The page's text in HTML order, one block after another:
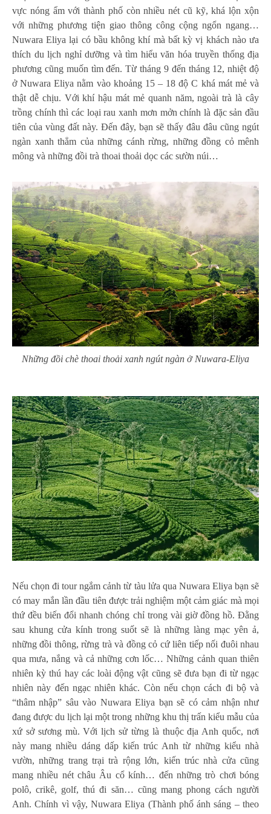
vực nóng ẩm với thành phố còn nhiều nét cũ kỹ, khá lộn xộn
với những phương tiện giao thông công cộng ngổn ngang…
Nuwara Eliya lại có bầu không khí mà bất kỳ vị khách nào ưa
thích du lịch nghỉ dưỡng và tìm hiểu văn hóa truyền thống địa
phương cũng muốn tìm đến. Từ tháng 9 đến tháng 12, nhiệt độ
ở Nuwara Eliya nằm vào khoảng 15 – 18 độ C khá mát mẻ và
thật dễ chịu. Với khí hậu mát mẻ quanh năm, ngoài trà là cây
trồng chính thì các loại rau xanh mơn mởn chính là đặc sản đầu
tiên của vùng đất này. Đến đây, bạn sẽ thấy đâu đâu cũng ngút
ngàn xanh thẳm của những cánh rừng, những đồng cỏ mênh
mông và những đồi trà thoai thoải dọc các sườn núi…
Những đồi chè thoai thoải xanh ngút ngàn ở Nuwara-Eliya
Nếu chọn đi tour ngắm cảnh từ tàu lửa qua Nuwara Eliya bạn sẽ
có may mắn lần đầu tiên được trải nghiệm một cảm giác mà mọi
thứ đều biến đổi nhanh chóng chỉ trong vài giờ đồng hồ. Đằng
sau khung cửa kính trong suốt sẽ là những làng mạc yên ả,
những đồi thông, rừng trà và đồng cỏ cứ liên tiếp nối đuôi nhau
qua mưa, nắng và cả những cơn lốc… Những cảnh quan thiên
nhiên kỳ thú hay các loài động vật cũng sẽ đưa bạn đi từ ngạc
nhiên này đến ngạc nhiên khác. Còn nếu chọn cách đi bộ và
“thâm nhập” sâu vào Nuwara Eliya bạn sẽ có cảm nhận như
đang được du lịch lại một trong những khu thị trấn kiểu mẫu của
xứ sở sương mù. Với lịch sử từng là thuộc địa Anh quốc, nơi
này mang nhiều dáng dấp kiến trúc Anh từ những kiểu nhà
vườn, những trang trại trà rộng lớn, kiến trúc nhà cửa cũng
mang nhiều nét châu Âu cổ kính… đến những trò chơi bóng
polô, crikê, golf, thú đi săn… cũng mang phong cách người
Anh. Chính vì vậy, Nuwara Eliya (Thành phố ánh sáng – theo